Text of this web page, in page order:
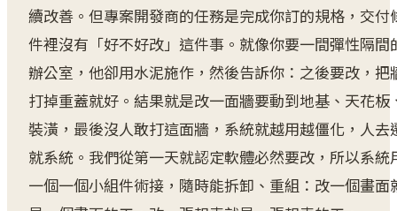
續改善。但專案開發商的任務是完成你訂的規格，交付
件裡沒有「好不好改」這件事。就像你要一間彈性隔間
辦公室，他卻用水泥施作，然後告訴你：之後要改，把
打掉重蓋就好。結果就是改一面牆要動到地基、天花板
裝潢，最後沒人敢打這面牆，系統就越用越僵化，人去
就系統。我們從第一天就認定軟體必然要改，所以系統
一個一個小組件術接，隨時能拆卸、重組：改一個畫面